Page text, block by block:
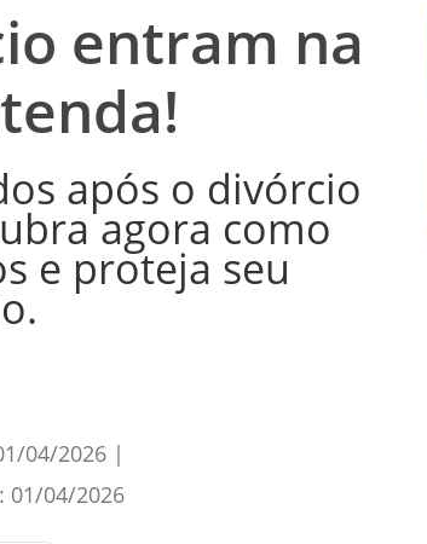
entram na
após o divórcio
agora como
e proteja seu
04/2026 |
01/04/2026